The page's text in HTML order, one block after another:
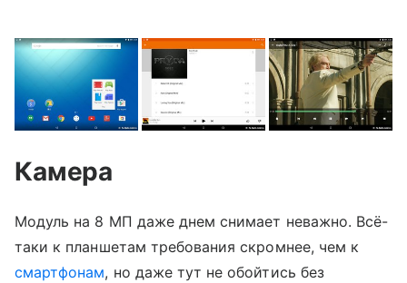
Камера
Модуль на 8 МП даже днем снимает неважно. Всё-
таки к планшетам требования скромнее, чем к
смартфонам, но даже тут не обойтись без